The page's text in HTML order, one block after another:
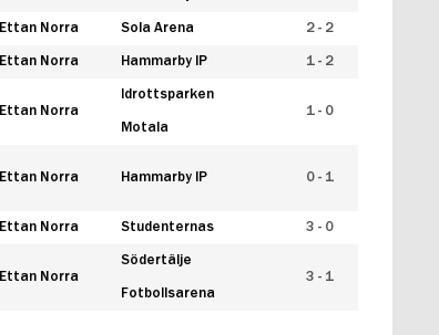
Ettan Norra Sola Arena 2 - 2
Ettan Norra Hammarby IP 1 - 2
Ettan Norra
Idrottsparken
Motala
1 - 0
Ettan Norra Hammarby IP 0 - 1
Ettan Norra Studenternas 3 - 0
Ettan Norra
Södertälje
Fotbollsarena
3 - 1